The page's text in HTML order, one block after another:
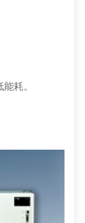
耗。